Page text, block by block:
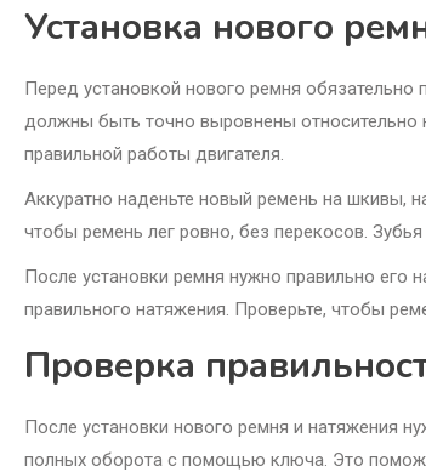
Установка нового
Перед установкой нового ремня обязательно
должны быть точно выровнены относительно
правильной работы двигателя.
Аккуратно наденьте новый ремень на шкивы,
чтобы ремень лег ровно, без перекосов.
После установки ремня нужно правильно его
правильного натяжения. Проверьте, чтобы
Проверка
После установки нового ремня и натяжения
полных оборота с помощью ключа. Это